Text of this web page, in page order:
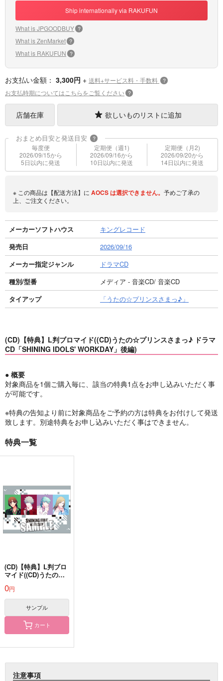
Ship internationally via RAKUFUN
What is JPGOODBUY ?
What is ZenMarket ?
What is RAKUFUN ?
お支払い金額： 3,300円 + 送料+サービス料・手数料 ?
お支払時期についてはこちらをご覧ください ?
店舗在庫 欲しいものリストに追加
おまとめ目安と発送目安 ?
毎度便
2026/09/15から
5日以内に発送
定期便（週1)
2026/09/16から
10日以内に発送
定期便（月2)
2026/09/20から
14日以内に発送
※ この商品は【配送方法】に AOCSは選択できません。 予めご了承の
上、ご注文ください。
メーカーソフトハウス
キングレコード
発売日
2026/09/16
メーカー指定ジャンル
ドラマCD
種別/型番
メディア - 音楽CD/ 音楽CD
タイアップ
「うたの☆プリンスさまっ♪」
(CD)【特典】L判ブロマイド((CD)うたの☆プリンスさまっ♪ ドラマ
CD「SHINING IDOLS' WORKDAY」後編)
● 概要
対象商品を1個ご購入毎に、該当の特典1点をお申し込みいただく事
が可能です。
※特典の告知より前に対象商品をご予約の方は特典をお付けして発送
致します。別途特典をお申し込みいただく事はできません。
特典一覧
(CD)【特典】L判ブロ
マイド((CD)うたの☆
マ
CD「SHINING IDOLS
' WORKDAY」後編)
0円
サンプル
カート
注意事項